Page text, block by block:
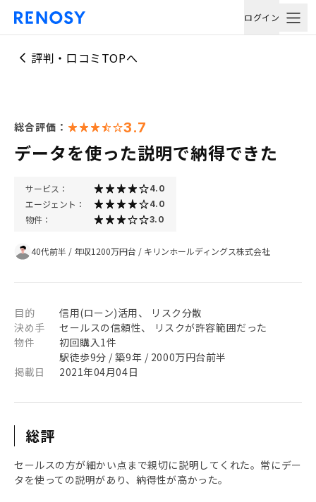
ログイン
評判・口コミTOPへ
総合評価： 3.7
データを使った説明で納得できた
サービス： 4.0
エージェント： 4.0
物件： 3.0
40代前半 / 年収1200万円台 / キリンホールディングス株式会社
目的
信用(ローン)活用、 リスク分散
決め手
セールスの信頼性、 リスクが許容範囲だった
物件
初回購入1件
駅徒歩9分 / 築9年 / 2000万円台前半
掲載日
2021年04月04日
総評
セールスの方が細かい点まで親切に説明してくれた。常にデー
タを使っての説明があり、納得性が高かった。